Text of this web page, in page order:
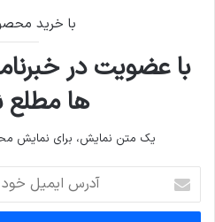
با خرید
با عضویت در
ها مطلع
یک متن نمایش، برای نمایش
ایمیل
خود